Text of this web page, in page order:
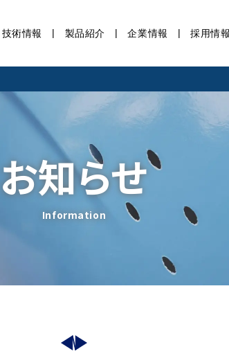
技術情報 製品紹介 企業情報 採用情
お知らせ
Information